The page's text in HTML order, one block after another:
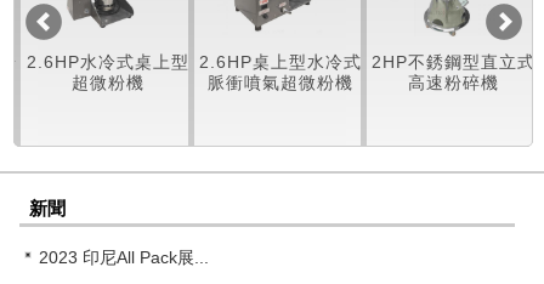
2.6HP水冷式桌上型
超微粉機
2.6HP桌上型水冷式
脈衝噴氣超微粉機
2HP不銹鋼型直立式
高速粉碎機
新聞
2023 印尼All Pack展...